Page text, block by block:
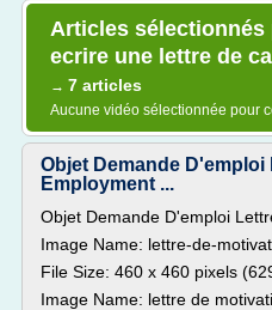
Articles sélectionnés
ecrire une lettre de
→ 7 articles
Aucune vidéo sélectionnée pour
Objet Demande D'emploi
Employment ...
Objet Demande D'emploi
Image Name: lettre-de-
File Size: 460 x 460 pixels
Image Name: lettre de